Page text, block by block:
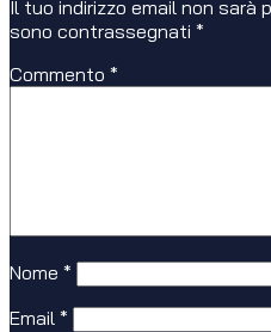
Il tuo indirizzo email non sarà
sono contrassegnati *
Commento *
Nome *
Email *